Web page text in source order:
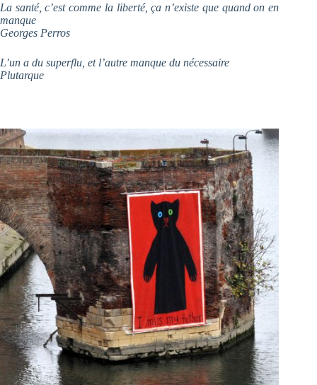
La santé, c’est comme la liberté, ça n’existe que quand on en
manque
Georges Perros
L’un a du superflu, et l’autre manque du nécessaire
Plutarque